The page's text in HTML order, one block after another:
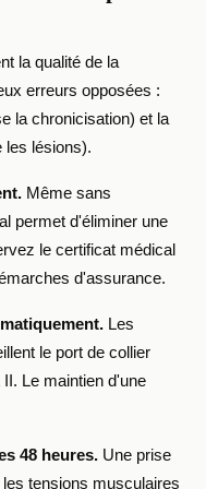
la qualité de la
erreurs opposées :
la chronicisation) et la
les lésions).
Même sans
permet d'éliminer une
le certificat médical
d'assurance.
Les
le port de collier
Le maintien d'une
48 heures. Une prise
tensions musculaires